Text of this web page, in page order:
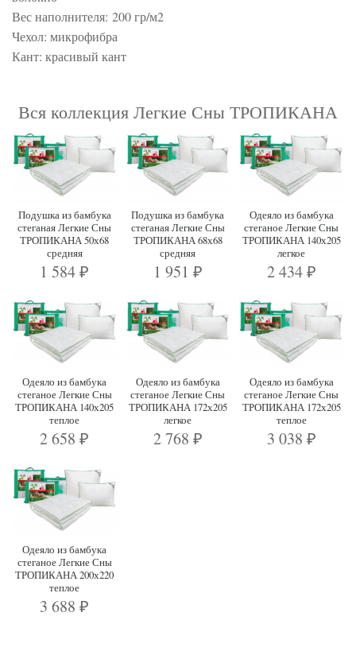
Вес наполнителя: 200 гр/м2
Чехол: микрофибра
Кант: красивый кант
Вся коллекция Легкие Сны ТРОПИКАНА
Подушка из бамбука
стеганая Легкие Сны
ТРОПИКАНА 50х68
средняя
1 584₽
Подушка из бамбука
стеганая Легкие Сны
ТРОПИКАНА 68х68
средняя
1 951 ₽
Одеяло из бамбука
стеганое Легкие Сны
ТРОПИКАНА 140х205
легкое
2 434 ₽
Одеяло из бамбука
стеганое Легкие Сны
ТРОПИКАНА 140х205
теплое
2 658₽
Одеяло из бамбука
стеганое Легкие Сны
ТРОПИКАНА 172х205
легкое
2 768 ₽
Одеяло из бамбука
стеганое Легкие Сны
ТРОПИКАНА 172х205
теплое
3 038 ₽
Одеяло из бамбука
стеганое Легкие Сны
ТРОПИКАНА 200х220
теплое
3 688₽